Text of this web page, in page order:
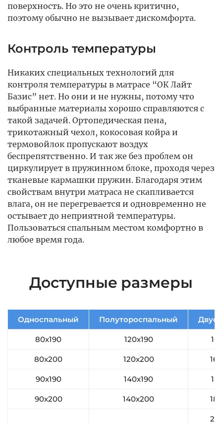
поверхность. Но это не очень критично,
поэтому обычно не вызывает дискомфорта.
Контроль температуры
Никаких специальных технологий для
контроля температуры в матрасе “ОК Лайт
Базис” нет. Но они и не нужны, потому что
выбранные материалы хорошо справляются с
такой задачей. Ортопедическая пена,
трикотажный чехол, кокосовая койра и
термовойлок пропускают воздух
беспрепятственно. И так же без проблем он
циркулирует в пружинном блоке, проходя через
тканевые кармашки пружин. Благодаря этим
свойствам внутри матраса не скапливается
влага, он не перегревается и одновременно не
остывает до неприятной температуры.
Пользоваться спальным местом комфортно в
любое время года.
Доступные размеры
Односпальный Полутороспальный
80х190 120х190
80x200 120х200
90х190 140х190
90х200 140х200